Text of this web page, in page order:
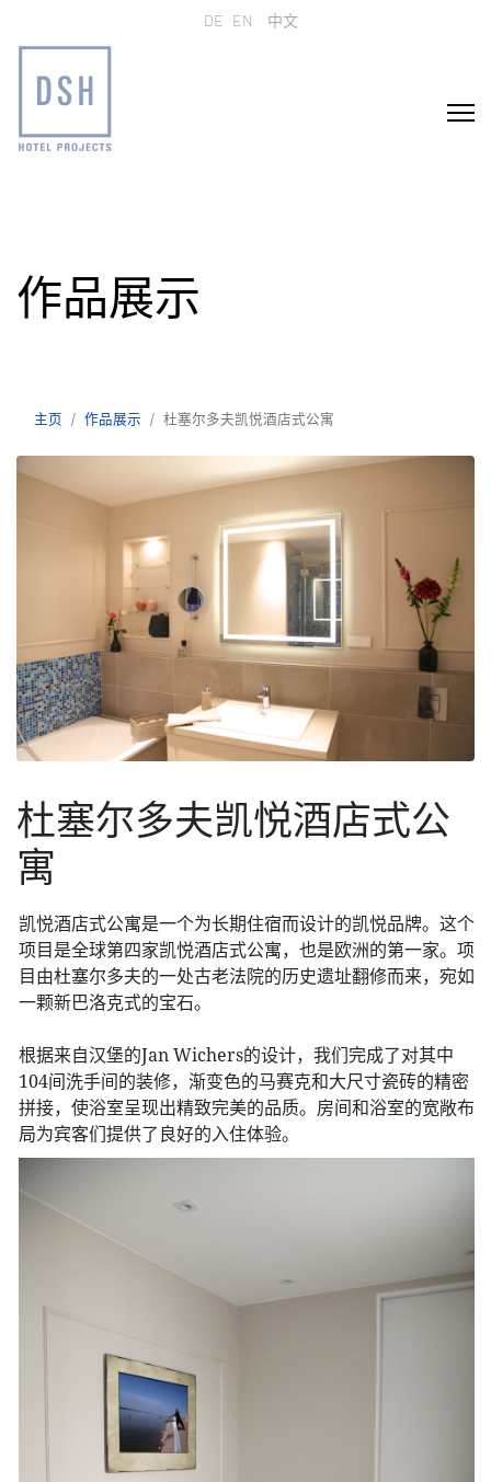
选择你的语音
DE EN 中文
作品展示
主页 作品展示 杜塞尔多夫凯悦酒店式公寓
杜塞尔多夫凯悦酒店式公
寓
凯悦酒店式公寓是一个为长期住宿而设计的凯悦品牌。这个
项目是全球第四家凯悦酒店式公寓，也是欧洲的第一家。项
目由杜塞尔多夫的一处古老法院的历史遗址翻修而来，宛如
一颗新巴洛克式的宝石。
根据来自汉堡的Jan Wichers的设计，我们完成了对其中
104间洗手间的装修，渐变色的马赛克和大尺寸瓷砖的精密
拼接，使浴室呈现出精致完美的品质。房间和浴室的宽敞布
局为宾客们提供了良好的入住体验。